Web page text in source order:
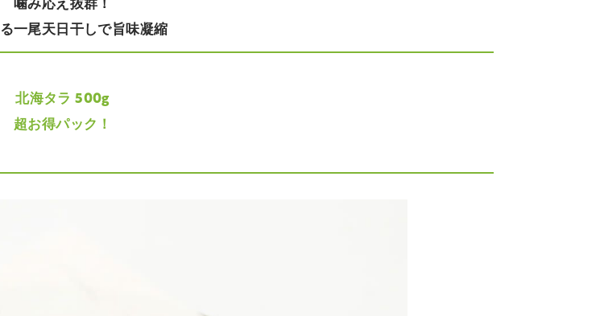
噛み応え抜群！
一尾天日干しで旨味凝縮
北海タラ 500g
超お得パック！